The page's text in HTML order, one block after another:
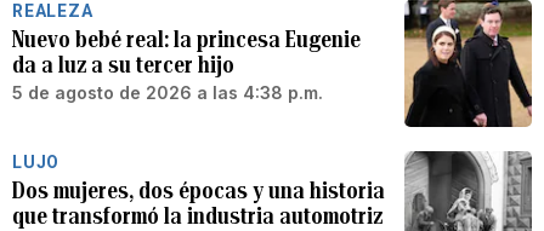
REALEZA
Nuevo bebé real: la princesa Eugenie
da a luz a su tercer hijo
5 de agosto de 2026 a las 4:38 p.m.
LUJO
Dos mujeres, dos épocas y una historia
que transformó la industria automotriz